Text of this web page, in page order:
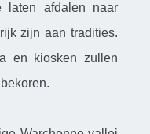
laten afdalen naar
zijn aan tradities.
en kiosken zullen